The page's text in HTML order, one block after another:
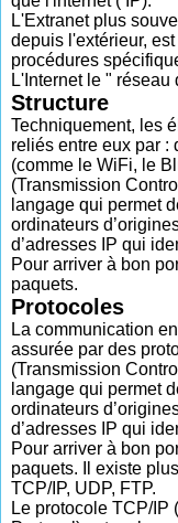
L'Extranet plus
depuis l'extérieur,
procédures
L'Internet le " réseau
Structure
Techniquement, les
reliés entre eux par :
(comme le WiFi, le
(Transmission
langage qui permet
ordinateurs
d’adresses IP qui
Pour arriver à bon
paquets.
Protocoles
La communication
assurée par des
(Transmission
langage qui permet
ordinateurs
d’adresses IP qui
Pour arriver à bon
paquets. Il existe
TCP/IP, UDP, FTP.
Le protocole TCP/IP